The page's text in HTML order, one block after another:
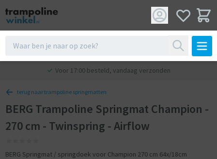
Voor 17:00 besteld, vandaag verzonden
terug naar trampoline springmatten
BERG Trampoline Springmat Champion -
270 cm - Twinspring - Airflow
BERG Springmat / springdoek voor Champion 270 cm 64x/18cm